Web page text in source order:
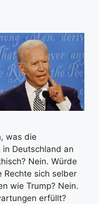
was die
Deutschland an
Nein. Würde
Rechte sich selber
wie Trump? Nein.
erfüllt?